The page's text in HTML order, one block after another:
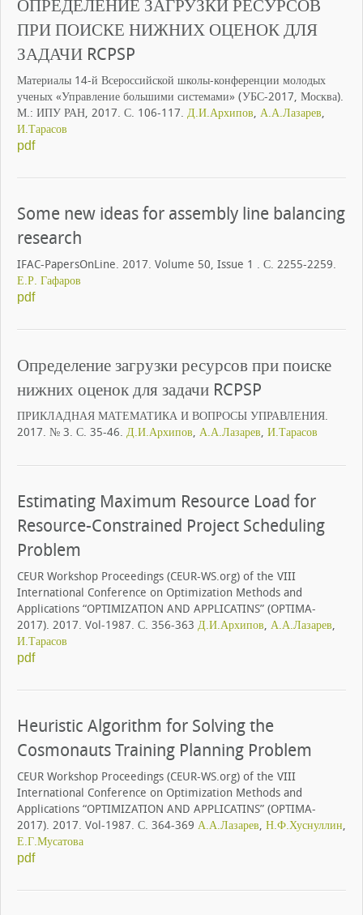
ОПРЕДЕЛЕНИЕ ЗАГРУЗКИ РЕСУРСОВ
ПРИ ПОИСКЕ НИЖНИХ ОЦЕНОК ДЛЯ
ЗАДАЧИ RCPSP
Материалы 14-й Всероссийской школы-конференции молодых
ученых «Управление большими системами» (УБС-2017, Москва).
М.: ИПУ РАН, 2017. С. 106-117. Д.И.Архипов, А.А.Лазарев,
И.Тарасов
pdf
Some new ideas for assembly line balancing
research
IFAC-PapersOnLine. 2017. Volume 50, Issue 1 . С. 2255-2259.
Е.Р. Гафаров
pdf
Определение загрузки ресурсов при поиске
нижних оценок для задачи RCPSP
ПРИКЛАДНАЯ МАТЕМАТИКА И ВОПРОСЫ УПРАВЛЕНИЯ.
2017. № 3. С. 35-46. Д.И.Архипов, А.А.Лазарев, И.Тарасов
Estimating Maximum Resource Load for
Resource-Constrained Project Scheduling
Problem
CEUR Workshop Proceedings (CEUR-WS.org) of the VIII
International Conference on Optimization Methods and
Applications “OPTIMIZATION AND APPLICATINS” (OPTIMA-
2017). 2017. Vol-1987. С. 356-363 Д.И.Архипов, А.А.Лазарев,
И.Тарасов
pdf
Heuristic Algorithm for Solving the
Cosmonauts Training Planning Problem
CEUR Workshop Proceedings (CEUR-WS.org) of the VIII
International Conference on Optimization Methods and
Applications “OPTIMIZATION AND APPLICATINS” (OPTIMA-
2017). 2017. Vol-1987. С. 364-369 А.А.Лазарев, Н.Ф.Хуснуллин,
Е.Г.Мусатова
pdf